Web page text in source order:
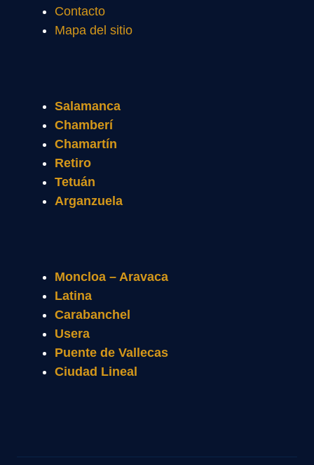
Contacto
Mapa del sitio
Salamanca
Chamberí
Chamartín
Retiro
Tetuán
Arganzuela
Moncloa – Aravaca
Latina
Carabanchel
Usera
Puente de Vallecas
Ciudad Lineal